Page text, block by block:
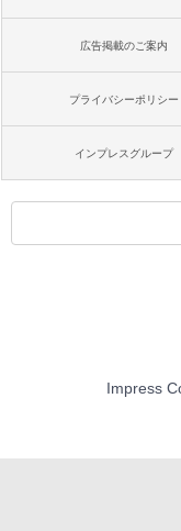
広告掲載のご案内
プライバシーポリシー
インプレスグループ
Impress